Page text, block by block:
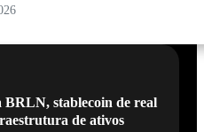
BRLN, stablecoin de real
de ativos